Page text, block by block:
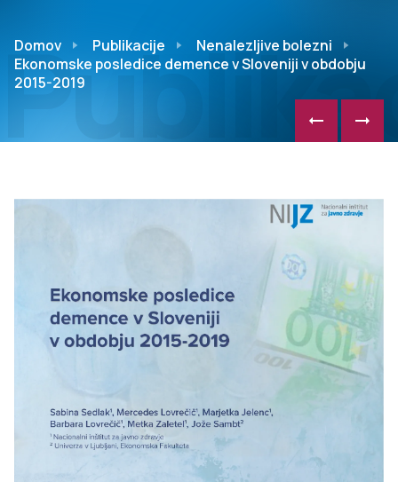
Domov Publikacije
Nenalezljive bolezni
Ekonomske posledice demence v Sloveniji v obdobju
2015-2019